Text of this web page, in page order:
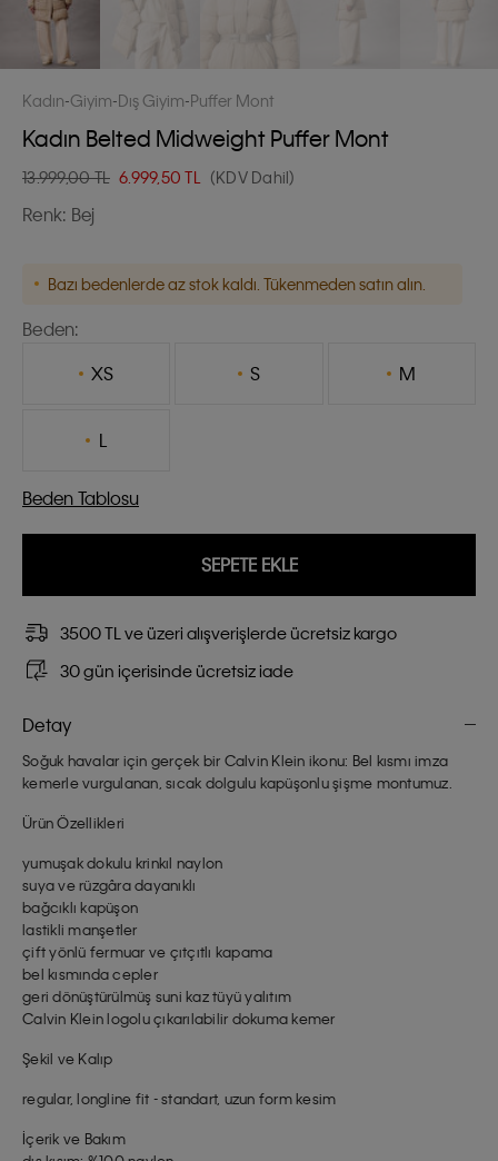
Kadın Giyim Dış Giyim Puffer Mont
Kadın Belted Midweight Puffer Mont
13.999,00 TL 6.999,50 TL (KDV Dahil)
Renk: Bej
Bazı bedenlerde az stok kaldı. Tükenmeden satın alın.
Beden:
XS
S M
L
Beden Tablosu
SEPETE EKLE
3500 TL ve üzeri alışverişlerde ücretsiz kargo
30 gün içerisinde ücretsiz iade
Detay
Soğuk havalar için gerçek bir Calvin Klein ikonu: Bel kısmı imza
kemerle vurgulanan, sıcak dolgulu kapüşonlu şişme montumuz.
Ürün Özellikleri
yumuşak dokulu krinkıl naylon
suya ve rüzgâra dayanıklı
bağcıklı kapüşon
lastikli manşetler
çift yönlü fermuar ve çıtçıtlı kapama
bel kısmında cepler
geri dönüştürülmüş suni kaz tüyü yalıtım
Calvin Klein logolu çıkarılabilir dokuma kemer
Şekil ve Kalıp
regular, longline fit - standart, uzun form kesim
İçerik ve Bakım